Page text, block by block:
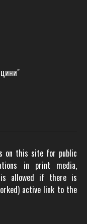
on this site for public
in print media,
is allowed if there is
active link to the